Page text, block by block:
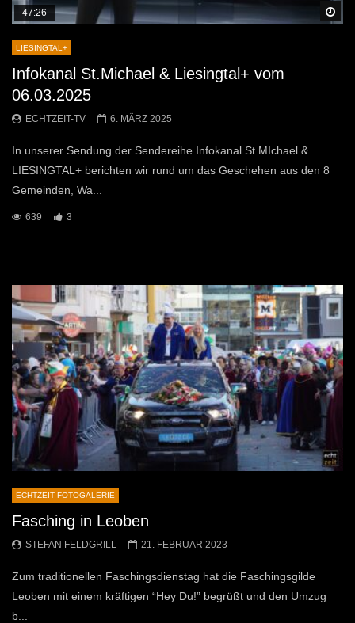
47:26
LIESINGTAL+
Infokanal St.Michael & Liesingtal+ vom
06.03.2025
ECHTZEIT-TV 6. MÄRZ 2025
In unserer Sendung der Sendereihe Infokanal St.MIchael &
LIESINGTAL+ berichten wir rund um das Geschehen aus den 8
Gemeinden, Wa...
639 3
ECHTZEIT FOTOGALERIE
Fasching in Leoben
STEFAN FELDGRILL 21. FEBRUAR 2023
Zum traditionellen Faschingsdienstag hat die Faschingsgilde
Leoben mit einem kräftigen “Hey Du!” begrüßt und den Umzug
b...